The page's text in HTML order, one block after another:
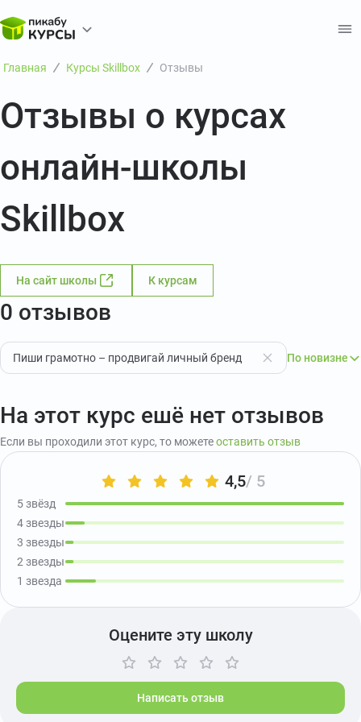
Главная Курсы Skillbox Отзывы
Отзывы о курсах
онлайн-школы
Skillbox
На сайт школы К курсам
0 отзывов
Пиши грамотно – продвигай личный бренд По новизне
На этот курс ешё нет отзывов
Если вы проходили этот курс, то можетеоставить отзыв
4,5/ 5
5 звёзд
4 звезды
3 звезды
2 звезды
1 звезда
Оцените эту школу
Написать отзыв